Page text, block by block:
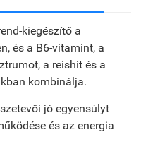
kiegészítő a
és a B6-vitamint, a
a reishit és a
kombinálja.
jó egyensúlyt
és az energia